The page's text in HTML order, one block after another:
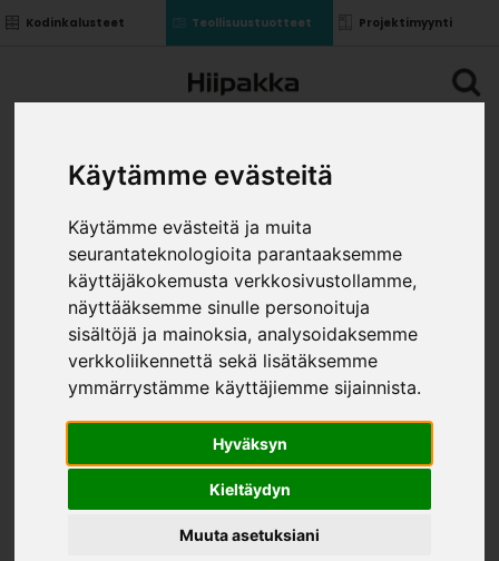
Käytämme evästeitä
Käytämme evästeitä ja muita
seurantateknologioita parantaaksemme
käyttäjäkokemusta verkkosivustollamme,
näyttääksemme sinulle personoituja
sisältöjä ja mainoksia, analysoidaksemme
verkkoliikennettä sekä lisätäksemme
ymmärrystämme käyttäjiemme sijainnista.
Hyväksyn
Kieltäydyn
Muuta asetuksiani
Kodinkalusteet Teollisuustuotteet Projektimyynti